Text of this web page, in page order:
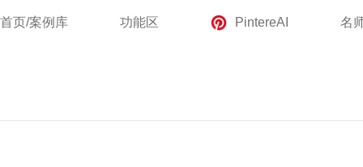
首页/案例库 功能区 PintereAI 名